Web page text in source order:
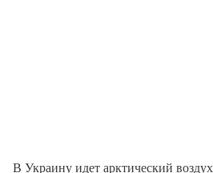
В Украину идет арктический